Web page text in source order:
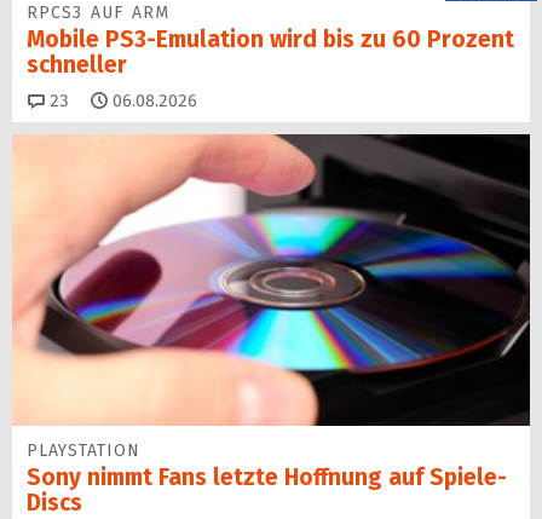
RPCS3 AUF ARM
Mobile PS3-Emulation wird bis zu 60 Prozent
schneller
23 Kommentare
06.08.2026
PLAYSTATION
Sony nimmt Fans letzte Hoffnung auf Spiele-
Discs